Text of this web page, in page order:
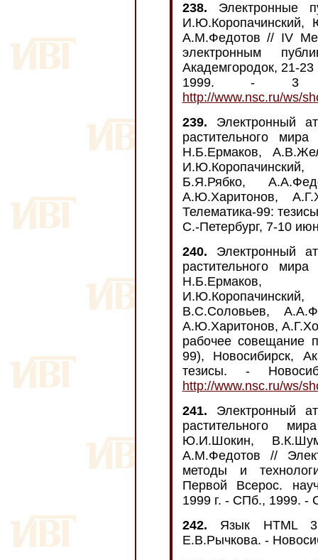
238. Электронные
А.М.Федотов // IV
электронным
Академгородок, 21-
1999. - 3
http://www.nsc.ru/ws/
239. Электронный
растительного
Н.Б.Ермаков,
Б.Я.Рябко,
А.Ю.Харитонов,
Телематика-99:
С.-Петербург, 7-10
240. Электронный
растительного
Н.Б.Ермаков,
В.С.Соловьев,
А.Ю.Харитонов,
рабочее совещание
99), Новосибирск,
тезисы. -
http://www.nsc.ru/ws/
241. Электронный
растительного
Ю.И.Шокин,
А.М.Федотов //
методы и
Первой Всерос.
1999 г. - СПб., 1999. -
242. Язык HTML
Е.В.Рычкова. -